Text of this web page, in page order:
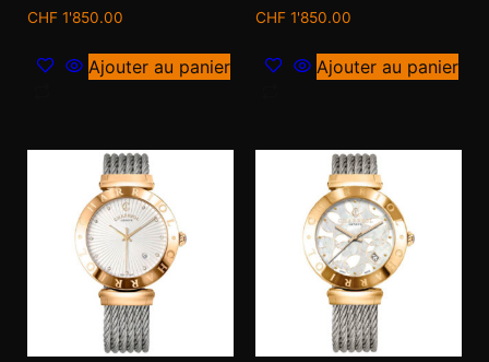
CHF 1'850.00
Ajouter au panier
CHF 1'850.00
Ajouter au panier